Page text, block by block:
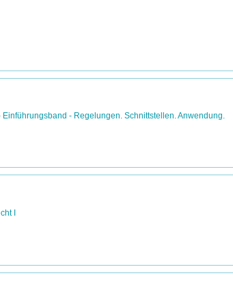
Einführungsband - Regelungen. Schnittstellen. Anwendung.
I